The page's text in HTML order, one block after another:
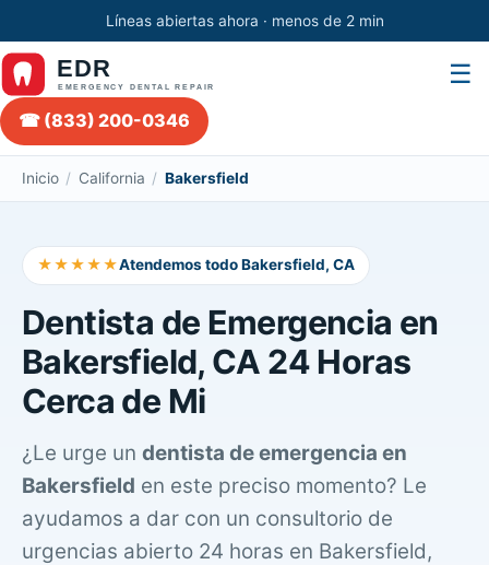
Líneas abiertas ahora · menos de 2 min
☰
☎ (833) 200-0346
Inicio / California / Bakersfield
★★★★★Atendemos todo Bakersfield, CA
Dentista de Emergencia en
Bakersfield, CA 24 Horas
Cerca de Mi
¿Le urge un dentista de emergencia en
Bakersfield en este preciso momento? Le
ayudamos a dar con un consultorio de
urgencias abierto 24 horas en Bakersfield,